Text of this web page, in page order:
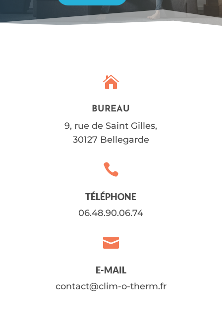

BUREAU
9, rue de Saint Gilles,
30127 Bellegarde

TÉLÉPHONE
06.48.90.06.74

E-MAIL
contact@clim-o-therm.fr